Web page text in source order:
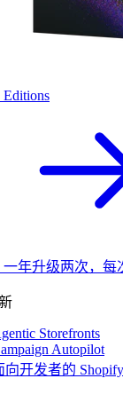
Editions
一年升级两次，每
Storefronts
Autopilot
向开发者的